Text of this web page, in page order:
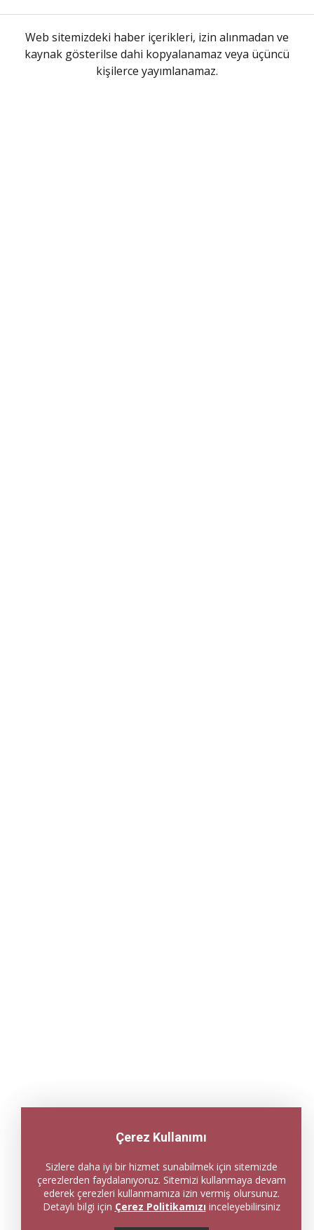
Web sitemizdeki haber içerikleri, izin alınmadan ve
kaynak gösterilse dahi kopyalanamaz veya üçüncü
kişilerce yayımlanamaz.
Çerez Kullanımı
Sizlere daha iyi bir hizmet sunabilmek için sitemizde
çerezlerden faydalanıyoruz. Sitemizi kullanmaya devam
ederek çerezleri kullanmamıza izin vermiş olursunuz.
Detaylı bilgi için Çerez Politikamızı inceleyebilirsiniz